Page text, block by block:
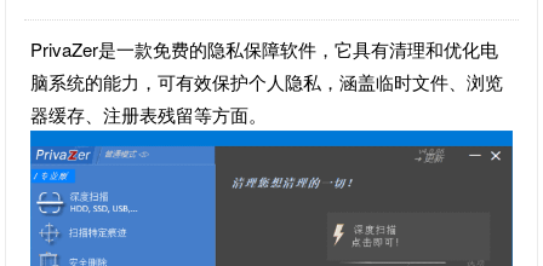
PrivaZer是一款免费的隐私保障软件，它具有清理和优化电
脑系统的能力，可有效保护个人隐私，涵盖临时文件、浏览
器缓存、注册表残留等方面。